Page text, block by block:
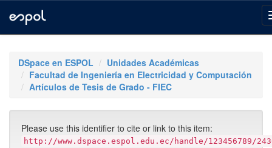
navigationDSpace en ESPOL
Unidades Académicas
Facultad de Ingeniería en Electricidad y Computación
Artículos de Tesis de Grado - FIEC
Please use this identifier to cite or link to this item:
http://www.dspace.espol.edu.ec/handle/123456789/